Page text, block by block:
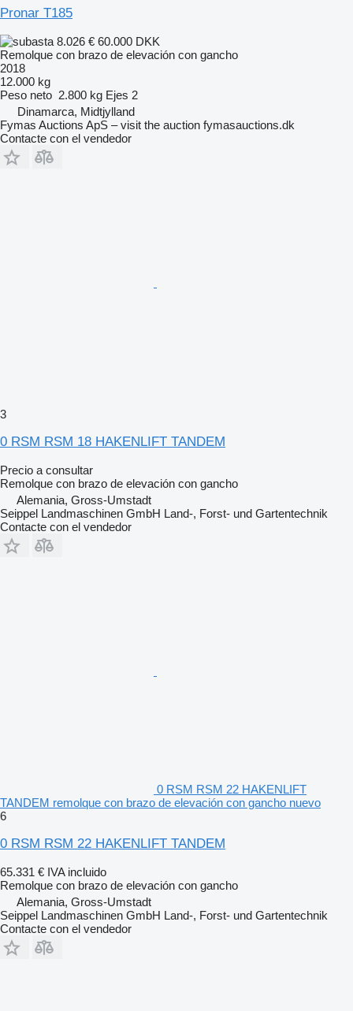
Pronar T185
8.026 € 60.000 DKK
Remolque con brazo de elevación con gancho
2018
12.000 kg
Peso neto 2.800 kg Ejes 2
Dinamarca, Midtjylland
Fymas Auctions ApS – visit the auction fymasauctions.dk
Contacte con el vendedor
3
0 RSM RSM 18 HAKENLIFT TANDEM
Precio a consultar
Remolque con brazo de elevación con gancho
Alemania, Gross-Umstadt
Seippel Landmaschinen GmbH Land-, Forst- und Gartentechnik
Contacte con el vendedor
0 RSM RSM 22 HAKENLIFT
TANDEM remolque con brazo de elevación con gancho nuevo
6
0 RSM RSM 22 HAKENLIFT TANDEM
65.331 € IVA incluido
Remolque con brazo de elevación con gancho
Alemania, Gross-Umstadt
Seippel Landmaschinen GmbH Land-, Forst- und Gartentechnik
Contacte con el vendedor